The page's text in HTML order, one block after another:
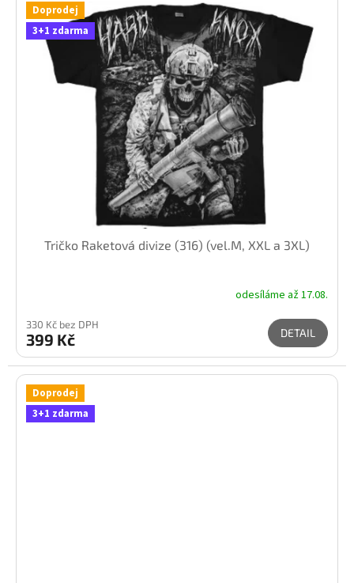
Doprodej
3+1 zdarma
Tričko Raketová divize (316) (vel.M, XXL a 3XL)
odesíláme až 17.08.
330 Kč bez DPH
399 Kč DETAIL
Doprodej
3+1 zdarma